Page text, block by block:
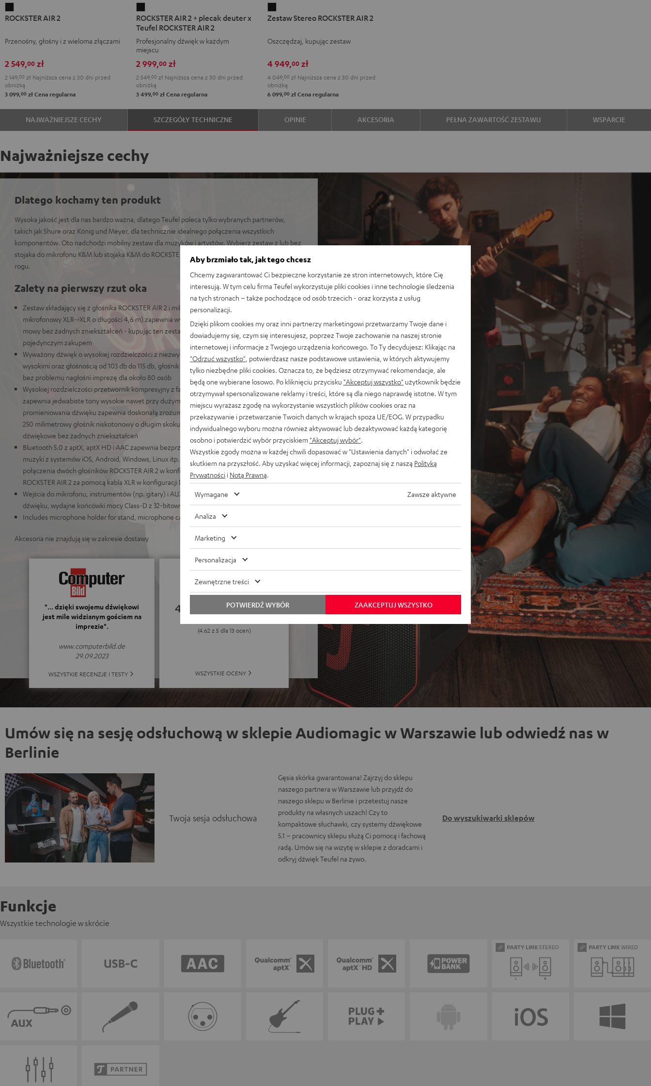
AIR
Black
ROCKSTER AIR 2
Przenośny, głośny i z wieloma złączami
2 549,00 zł
2 149, 00 zł Najniższa cena z 30 dni przed
obniżką
3 099,00 zł Cena regularna
AIR
2
+
plecak
deuter
x
Teufel
ROCKSTER AIR 2 + plecak deuter x
Teufel ROCKSTER AIR 2
Profesjonalny dźwięk w każdym
miejscu
2 999,00zł
2 549, 00zł Najniższa cena z 30 dni przed
obniżką
3 499,00złCena regularna
Stereo
AIR
Black
Zestaw Stereo ROCKSTER AIR 2
Oszczędzaj, kupując zestaw
4 949,00zł
4 049, 00zł Najniższa cena z 30 dni przed
obniżką
6 099,00złCena regularna
NAJWAŻNIEJSZE CECHY SZCZEGÓŁY TECHNICZNE OPINIE AKCESORIA PEŁNA ZAWARTOŚĆ ZESTAWU WSPARCIE
Najważniejsze cechy
Dlatego kochamy ten produkt
Wysoka jakość jest dla nas bardzo ważna, dlatego Teufel poleca tylko wybranych partnerów,
takich jak Shure oraz König und Meyer, dla technicznie idealnego połączenia wszystkich
komponentów. Oto nadchodzi mobilny zestaw dla muzyków i artystów. Wybierz zestaw z lub bez
stojaka do mikrofonu K&M lub stojaka K&M do ROCKSTER AIR 2 w polu wyboru w prawym górnym
rogu.
Zalety na pierwszy rzut oka
Zestaw składający się z głośnika ROCKSTER AIR 2 i mikrofonu Shure PGA58 (w tym kabel
mikrofonowy XLR->XLR o długości 4,6 m) zapewnia wysokiej jakości odtwarzanie muzyki i
mowy bez żadnych zniekształceń - kupując ten zestaw oszczędzasz w porównaniu z
pojedynczym zakupem
Wyważony dźwięk o wysokiej rozdzielczości z niezwykle głębokim basem i czystymi tonami
wysokimi oraz głośnością od 103 db do 115 db, głośnik ROCKSTER AIR 2 w konfiguracji stereo
bez problemu nagłośni imprezę dla około 80 osób
Wysokiej rozdzielczości przetwornik kompresyjny z falowodem o stałej kierunkowości
zapewnia jedwabiste tony wysokie nawet przy dużym poziomie głośności, szeroki kąt
promieniowania dźwięku zapewnia doskonałą zrozumiałość mowy w całym pomieszczeniu,
250 milimetrowy głośnik niskotonowy o długim skoku membrany gwarantuje poziomy
dźwiękowe bez żadnych zniekształceń
Bluetooth 5.0 z aptX, aptX HD i AAC zapewnia bezprzewodowe i bezstratne przesyłanie
muzyki z systemów iOS, Android, Windows, Linux itp., możliwość bezprzewodowego
połączenia dwóch głośników ROCKSTER AIR 2 w konfiguracji stereo lub aż do 10 głośników
ROCKSTER AIR 2 za pomocą kabla XLR w konfiguracji DJ
Wejścia do mikrofonu, instrumentów (np. gitary) i AUX, możliwość miksowania i dopasowania
dźwięku, wydajne końcówki mocy Class-D z 32-bitowym procesorem DSP
Includes microphone holder for stand, microphone cable (4.6 m, XLR-XLR) and bag
Akcesoria nie znajdują się w zakresie dostawy
"... dzięki swojemu dźwiękowi
jest mile widzianym gościem na
imprezie".
www.computerbild.de
29.09.2023
WSZYSTKIE RECENZJE I TESTY
4.62
(4.62 z 5 dla 13 ocen)
WSZYSTKIE OCENY
Umów się na sesję odsłuchową w sklepie Audiomagic w Warszawie lub odwiedź nas w
Berlinie
Twoja sesja odsłuchowa
Gęsia skórka gwarantowana! Zajrzyj do sklepu
naszego partnera w Warszawie lub przyjdź do
naszego sklepu w Berlinie i przetestuj nasze
produkty na własnych uszach! Czy to
kompaktowe słuchawki, czy systemy dźwiękowe
5.1 – pracownicy sklepu służą Ci pomocą i fachową
radą. Umów się na wizytę w sklepie z doradcami i
odkryj dźwięk Teufel na żywo.
Do wyszukiwarki sklepów
Funkcje
Wszystkie technologie w skrócie
Aby brzmiało tak, jak tego chcesz
Chcemy zagwarantować Ci bezpieczne korzystanie ze stron internetowych, które Cię
interesują. W tym celu firma Teufel wykorzystuje pliki cookies i inne technologie śledzenia
na tych stronach – także pochodzące od osób trzecich - oraz korzysta z usług
personalizacji.
Dzięki plikom cookies my oraz inni partnerzy marketingowi przetwarzamy Twoje dane i
dowiadujemy się, czym się interesujesz, poprzez Twoje zachowanie na naszej stronie
internetowej i informacje z Twojego urządzenia końcowego. To Ty decydujesz: Klikając na
"Odrzuć wszystko" , potwierdzasz nasze podstawowe ustawienia, w których aktywujemy
tylko niezbędne pliki cookies. Oznacza to, że będziesz otrzymywać rekomendacje, ale
będą one wybierane losowo. Po kliknięciu przycisku "Akceptuj wszystko" użytkownik będzie
otrzymywał spersonalizowane reklamy i treści, które są dla niego naprawdę istotne. W tym
miejscu wyrażasz zgodę na wykorzystanie wszystkich plików cookies oraz na
przekazywanie i przetwarzanie Twoich danych w krajach spoza UE/EOG. W przypadku
indywidualnego wyboru można również aktywować lub dezaktywować każdą kategorię
osobno i potwierdzić wybór przyciskiem "Akceptuj wybór"
Wszystkie zgody można w każdej chwili dopasować w "Ustawienia danych" i odwołać ze
skutkiem na przyszłość. Aby uzyskać więcej informacji, zapoznaj się z naszą Polityką
Prywatności i Notą Prawną
Wymagane Zawsze aktywne
Analiza
Marketing
Personalizacja
Zewnętrzne treści
ZAAKCEPTUJ WSZYSTKO
POTWIERDŹ WYBÓR